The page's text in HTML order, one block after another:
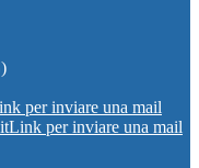
per inviare una mail
Link per inviare una mail